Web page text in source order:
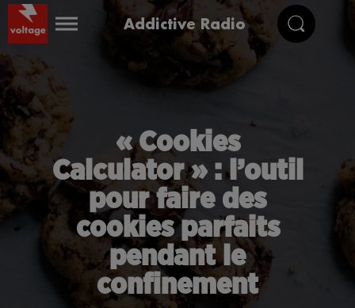
Addictive Radio
« Cookies
Calculator » : l’outil
pour faire des
cookies parfaits
pendant le
confinement